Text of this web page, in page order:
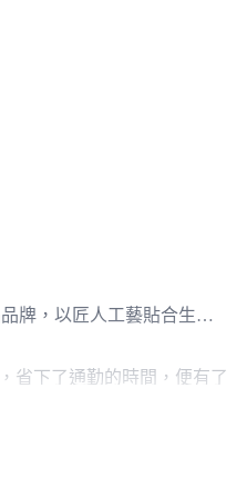
牌，以匠人工藝貼合生活
省下了通勤的時間，便有了